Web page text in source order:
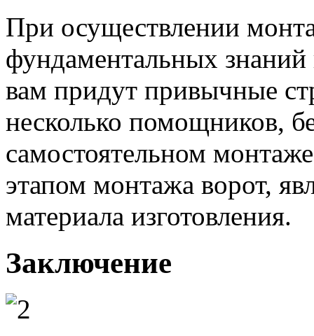
При осуществлении
фундаментальных
вам придут привычные
несколько помощников,
самостоятельном
этапом монтажа ворот,
материала изготовления.
Заключение